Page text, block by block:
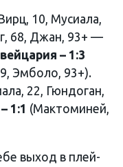
10, Мусиала,
68, Джан, 93+ —
– 1:3
Эмболо, 93+).
22, Гюндоган,
1:1 (Мактоминей,
выход в плей-